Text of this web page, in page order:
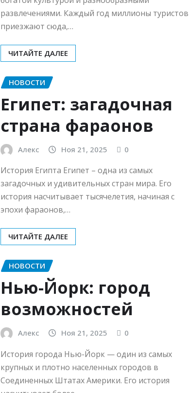
развлечениями. Каждый год миллионы туристов
приезжают сюда,…
ЧИТАЙТЕ ДАЛЕЕ
НОВОСТИ
Египет: загадочная
страна фараонов
Алекс Ноя 21, 2025 0
История Египта Египет – одна из самых
загадочных и удивительных стран мира. Его
история насчитывает тысячелетия, начиная с
эпохи фараонов,…
ЧИТАЙТЕ ДАЛЕЕ
НОВОСТИ
Нью-Йорк: город
возможностей
Алекс Ноя 21, 2025 0
История города Нью-Йорк — один из самых
крупных и плотно населенных городов в
Соединенных Штатах Америки. Его история